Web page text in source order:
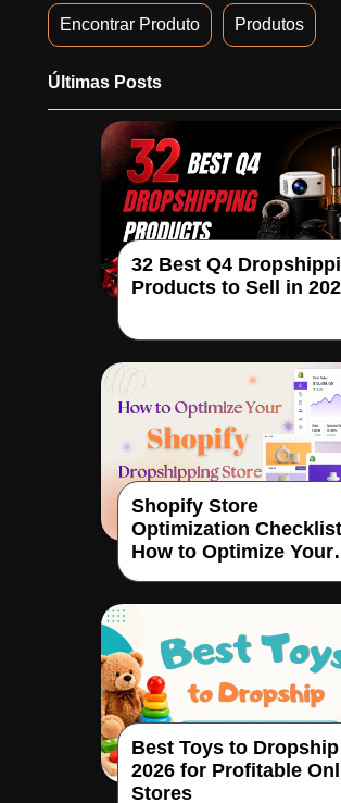
Encontrar Produto Produtos
Últimas Posts
32 Best Q4
Products to Sell in
Shopify Store
Optimization
How to Optimize Your
Dropshipping Store
Best Toys to
2026 for Profitable
Stores